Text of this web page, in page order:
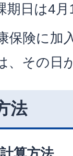
期日は4
保険に加
、その日
法